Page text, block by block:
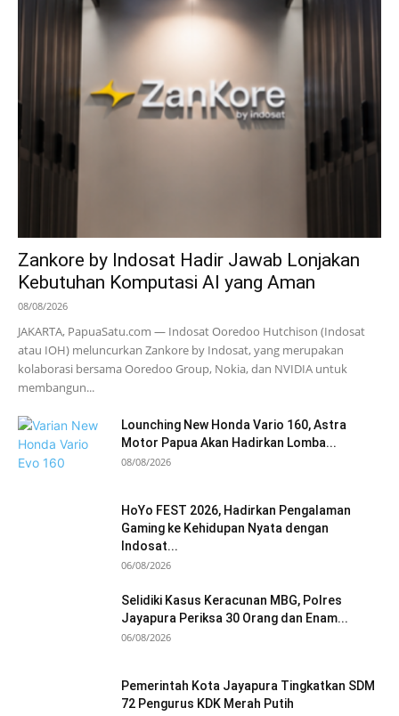
Zankore by Indosat Hadir Jawab Lonjakan
Kebutuhan Komputasi AI yang Aman
08/08/2026
JAKARTA, PapuaSatu.com — Indosat Ooredoo Hutchison (Indosat
atau IOH) meluncurkan Zankore by Indosat, yang merupakan
kolaborasi bersama Ooredoo Group, Nokia, dan NVIDIA untuk
membangun...
Lounching New Honda Vario 160, Astra
Motor Papua Akan Hadirkan Lomba...
08/08/2026
HoYo FEST 2026, Hadirkan Pengalaman
Gaming ke Kehidupan Nyata dengan
Indosat...
06/08/2026
Selidiki Kasus Keracunan MBG, Polres
Jayapura Periksa 30 Orang dan Enam...
06/08/2026
Pemerintah Kota Jayapura Tingkatkan SDM
72 Pengurus KDK Merah Putih